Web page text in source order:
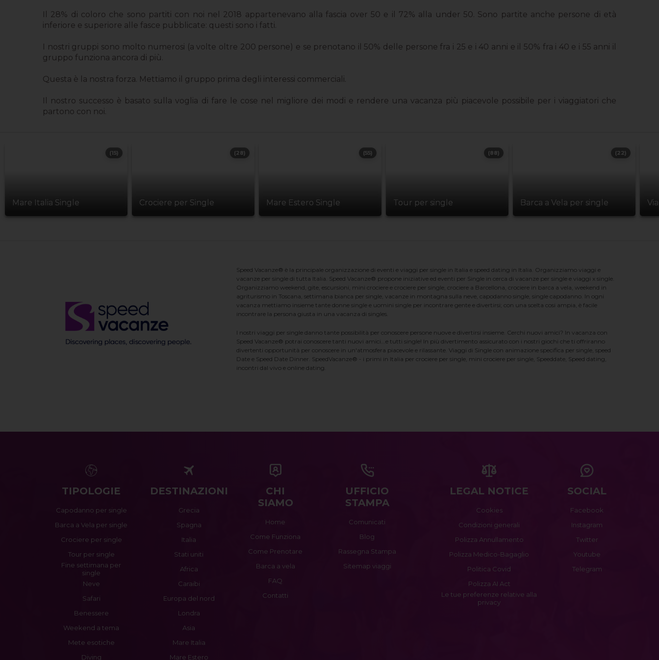
Il 28% di coloro che sono partiti con noi nel 2018 appartenevano alla fascia over 50 e il 72% alla under 50. Sono partite anche persone di età
inferiore e superiore alle fasce pubblicate: questi sono i fatti.
I nostri gruppi sono molto numerosi (a volte oltre 200 persone) e se prenotano il 50% delle persone fra i 25 e i 40 anni e il 50% fra i 40 e i 55 anni il
gruppo funziona ancora di più.
Questa è la nostra forza. Mettiamo il gruppo prima degli interessi commerciali.
Il nostro successo è basato sulla voglia di fare le cose nel migliore dei modi e rendere una vacanza più piacevole possibile per i viaggiatori che
partono con noi.
Mare Italia Single
(15)
Crociere per Single
(28)
Mare Estero Single
(55)
Tour per single
(88)
Barca a Vela per single
(22)
Speed Vacanze® è la principale organizzazione di eventi e viaggi per single in Italia e speed dating in Italia. Organizziamo viaggi e
vacanze per single di tutta Italia. Speed Vacanze® propone iniziative ed eventi per Single in cerca di vacanze per single e viaggi x single.
Organizziamo weekend, gite, escursioni, mini crociere e crociere per single, crociere a Barcellona, crociere in barca a vela, weekend in
agriturismo in Toscana, settimana bianca per single, vacanze in montagna sulla neve, capodanno single, single capodanno. In ogni
vacanza mettiamo insieme tante donne single e uomini single per incontrare gente e divertirsi; con una scelta cosi ampia, è facile
incontrare la persona giusta in una vacanza di singles.
I nostri viaggi per single danno tante possibilità per conoscere persone nuove e divertirsi insieme. Cerchi nuovi amici? In vacanza con
Speed Vacanze® potrai conoscere tanti nuovi amici...e tutti single! In più divertimento assicurato con i nostri giochi che ti offriranno
divertenti opportunità per conoscere in un'atmosfera piacevole e rilassante. Viaggi di Single con animazione specifica per single, speed
Date e Speed Date Dinner. SpeedVacanze® - i primi in Italia per crociere per single, mini crociere per single, Speeddate, Speed dating,
incontri dal vivo e online dating.
TIPOLOGIE
Capodanno per single
Barca a Vela per single
Crociere per single
Tour per single
Fine settimana per
single
Neve
Safari
Benessere
Weekend a tema
Mete esotiche
Diving
DESTINAZIONI
Grecia
Spagna
Italia
Stati uniti
Africa
Caraibi
Europa del nord
Londra
Asia
Mare Italia
Mare Estero
CHI
SIAMO
Home
Come Funziona
Come Prenotare
Barca a vela
FAQ
Contatti
UFFICIO
STAMPA
Comunicati
Blog
Rassegna Stampa
Sitemap viaggi
LEGAL NOTICE
Cookies
Condizioni generali
Polizza Annullamento
Polizza Medico-Bagaglio
Politica Covid
Polizza AI Act
Le tue preferenze relative alla
privacy
SOCIAL
Facebook
Instagram
Twitter
Youtube
Telegram